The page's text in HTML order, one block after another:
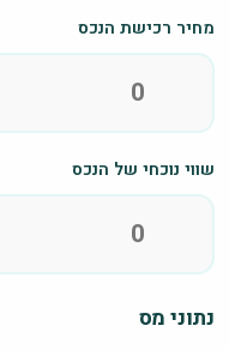
מחיר רכישת הנכס
שווי נוכחי של הנכס
נתוני מס